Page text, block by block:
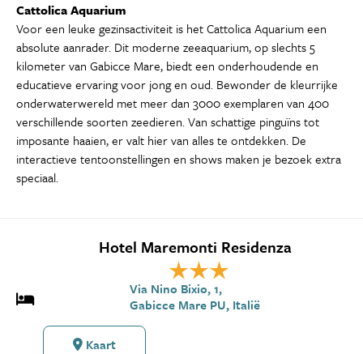
Cattolica Aquarium
Voor een leuke gezinsactiviteit is het Cattolica Aquarium een
absolute aanrader. Dit moderne zeeaquarium, op slechts 5
kilometer van Gabicce Mare, biedt een onderhoudende en
educatieve ervaring voor jong en oud. Bewonder de kleurrijke
onderwaterwereld met meer dan 3000 exemplaren van 400
verschillende soorten zeedieren. Van schattige pinguïns tot
imposante haaien, er valt hier van alles te ontdekken. De
interactieve tentoonstellingen en shows maken je bezoek extra
speciaal.
Hotel Maremonti Residenza
Via Nino Bixio, 1,
Gabicce Mare PU, Italië
Kaart